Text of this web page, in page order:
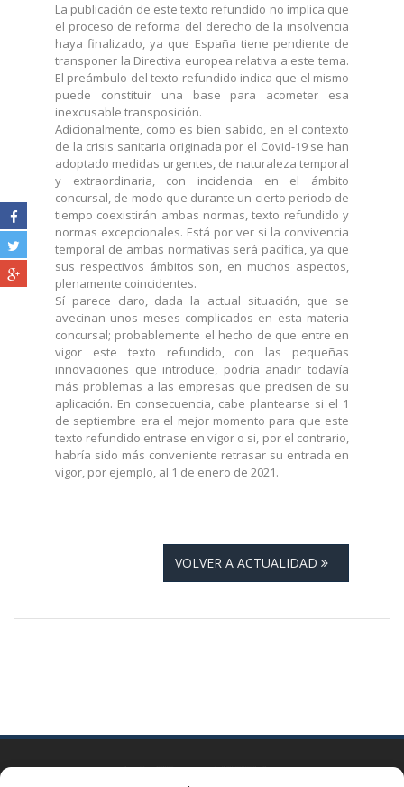
La publicación de este texto refundido no implica que
el proceso de reforma del derecho de la insolvencia
haya finalizado, ya que España tiene pendiente de
transponer la Directiva europea relativa a este tema.
El preámbulo del texto refundido indica que el mismo
puede constituir una base para acometer esa
inexcusable transposición.
Adicionalmente, como es bien sabido, en el contexto
de la crisis sanitaria originada por el Covid-19 se han
adoptado medidas urgentes, de naturaleza temporal
y extraordinaria, con incidencia en el ámbito
concursal, de modo que durante un cierto periodo de
tiempo coexistirán ambas normas, texto refundido y
normas excepcionales. Está por ver si la convivencia
temporal de ambas normativas será pacífica, ya que
sus respectivos ámbitos son, en muchos aspectos,
plenamente coincidentes.
Sí parece claro, dada la actual situación, que se
avecinan unos meses complicados en esta materia
concursal; probablemente el hecho de que entre en
vigor este texto refundido, con las pequeñas
innovaciones que introduce, podría añadir todavía
más problemas a las empresas que precisen de su
aplicación. En consecuencia, cabe plantearse si el 1
de septiembre era el mejor momento para que este
texto refundido entrase en vigor o si, por el contrario,
habría sido más conveniente retrasar su entrada en
vigor, por ejemplo, al 1 de enero de 2021.
VOLVER A ACTUALIDAD